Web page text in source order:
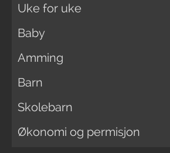
Uke for uke
Baby
Amming
Barn
Skolebarn
Økonomi og permisjon